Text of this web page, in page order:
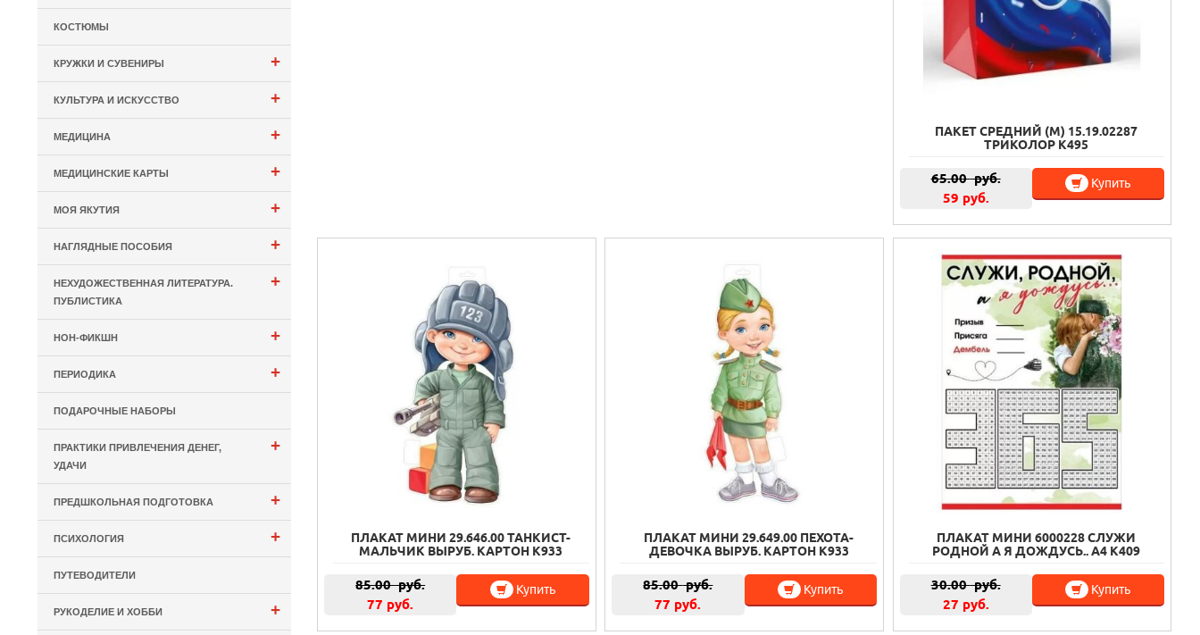
ПАКЕТ СРЕДНИЙ (M) 15.19.02287
ТРИКОЛОР К495
65.00руб.
59 руб.
Купить
ПЛАКАТ МИНИ 29.646.00 ТАНКИСТ-
МАЛЬЧИК ВЫРУБ. КАРТОН К933
85.00руб.
77 руб.
Купить
ПЛАКАТ МИНИ 29.649.00 ПЕХОТА-
ДЕВОЧКА ВЫРУБ. КАРТОН К933
85.00руб.
77 руб.
Купить
ПЛАКАТ МИНИ 6000228 СЛУЖИ
РОДНОЙ А Я ДОЖДУСЬ.. А4 К409
30.00руб.
27 руб.
Купить
КОСТЮМЫ
+
КРУЖКИ И СУВЕНИРЫ
+
КУЛЬТУРА И ИСКУССТВО
+
МЕДИЦИНА
+
МЕДИЦИНСКИЕ КАРТЫ
+
МОЯ ЯКУТИЯ
+
НАГЛЯДНЫЕ ПОСОБИЯ
+
НЕХУДОЖЕСТВЕННАЯ ЛИТЕРАТУРА.
ПУБЛИСТИКА
+
НОН-ФИКШН
+
ПЕРИОДИКА
ПОДАРОЧНЫЕ НАБОРЫ
+
ПРАКТИКИ ПРИВЛЕЧЕНИЯ ДЕНЕГ,
УДАЧИ
+
ПРЕДШКОЛЬНАЯ ПОДГОТОВКА
+
ПСИХОЛОГИЯ
ПУТЕВОДИТЕЛИ
+
РУКОДЕЛИЕ И ХОББИ